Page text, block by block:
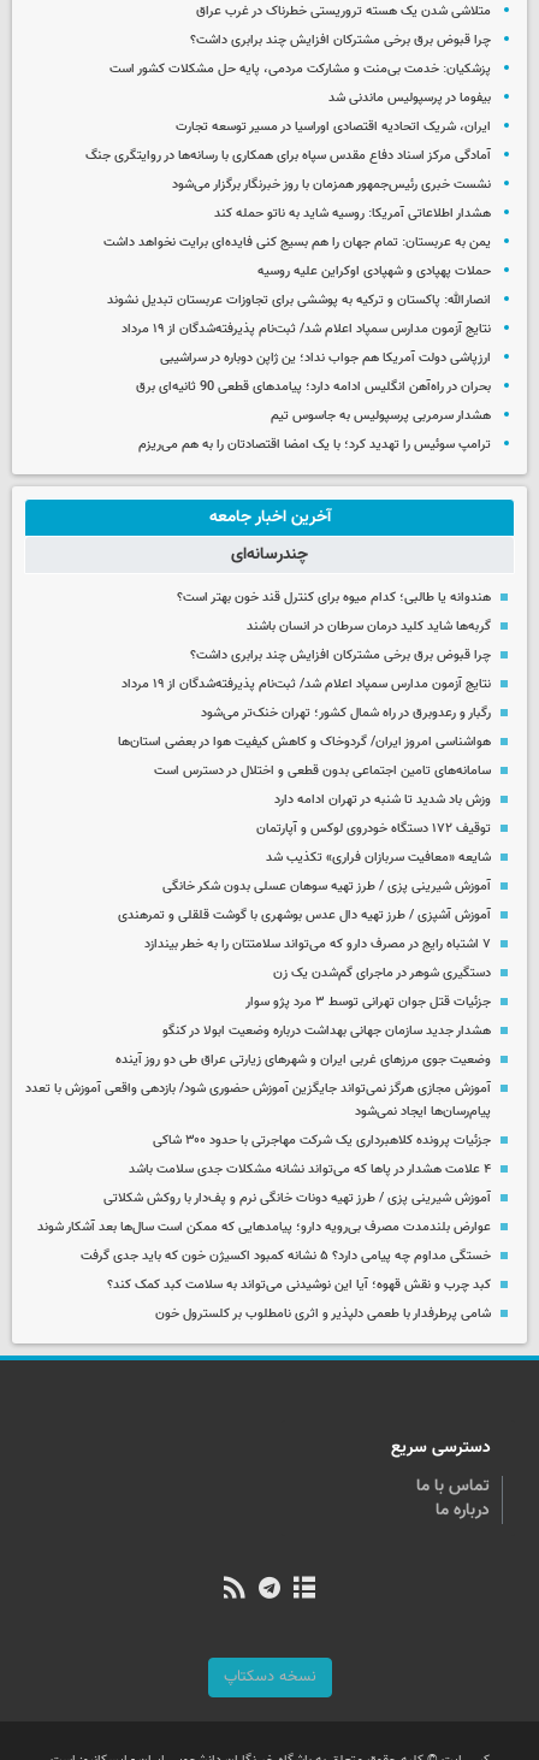
متلاشی شدن یک هسته تروریستی خطرناک در غرب عراق
چرا قبوض برق برخی مشترکان افزایش چند برابری داشت؟
پزشکیان: خدمت بی‌منت و مشارکت مردمی، پایه حل مشکلات کشور است
بیفوما در پرسپولیس ماندنی شد
ایران، شریک اتحادیه اقتصادی اوراسیا در مسیر توسعه تجارت
آمادگی مرکز اسناد دفاع مقدس سپاه برای همکاری با رسانه‌ها در روایتگری جنگ
نشست خبری رئیس‌جمهور همزمان با روز خبرنگار برگزار می‌شود
هشدار اطلاعاتی آمریکا: روسیه شاید به ناتو حمله کند
یمن به عربستان: تمام جهان را هم بسیج کنی فایده‌ای برایت نخواهد داشت
حملات پهپادی و شهپادی اوکراین علیه روسیه
انصارالله: پاکستان و ترکیه به پوششی برای تجاوزات عربستان تبدیل نشوند
نتایج آزمون مدارس سمپاد اعلام شد/ ثبت‌نام پذیرفته‌شدگان از ۱۹ مرداد
ارزپاشی دولت آمریکا هم جواب نداد؛ ین ژاپن دوباره در سراشیبی
بحران در راه‌آهن انگلیس ادامه دارد؛ پیامدهای قطعی 90 ثانیه‌ای برق
هشدار سرمربی پرسپولیس به جاسوس تیم
ترامپ سوئیس را تهدید کرد؛ با یک امضا اقتصادتان را به هم می‌ریزم
آخرین اخبار جامعه
چندرسانه‌ای
هندوانه یا طالبی؛ کدام‌ میوه برای کنترل قند خون بهتر است؟
گربه‌ها شاید کلید درمان سرطان در انسان باشند
چرا قبوض برق برخی مشترکان افزایش چند برابری داشت؟
نتایج آزمون مدارس سمپاد اعلام شد/ ثبت‌نام پذیرفته‌شدگان از ۱۹ مرداد
رگبار و رعدوبرق در راه شمال کشور؛ تهران خنک‌تر می‌شود
هواشناسی امروز ایران/ گردوخاک و کاهش کیفیت هوا در بعضی استان‌ها
سامانه‌های تامین اجتماعی بدون قطعی و اختلال در دسترس است
وزش باد شدید تا شنبه در تهران ادامه دارد
توقیف ۱۷۲ دستگاه خودروی لوکس و آپارتمان
شایعه «معافیت سربازان فراری» تکذیب شد
آموزش شیرینی پزی / طرز تهیه سوهان عسلی بدون شکر خانگی
آموزش آشپزی / طرز تهیه دال عدس بوشهری با گوشت قلقلی و تمرهندی
۷ اشتباه رایج در مصرف دارو که می‌تواند سلامتتان را به خطر بیندازد
دستگیری شوهر در ماجرای گم‌شدن یک زن
جزئیات قتل جوان تهرانی توسط ۳ مرد پژو سوار
هشدار جدید سازمان جهانی بهداشت درباره وضعیت ابولا در کنگو
وضعیت جوی مرزهای غربی ایران و شهرهای زیارتی عراق طی دو روز آینده
آموزش مجازی هرگز نمی‌تواند جایگزین آموزش حضوری شود/ بازدهی واقعی آموزش با تعدد
پیام‌رسان‌ها ایجاد نمی‌شود
جزئیات پرونده کلاهبرداری یک شرکت مهاجرتی با حدود ۳۰۰ شاکی
۴ علامت هشدار در پاها که می‌تواند نشانه مشکلات جدی سلامت باشد
آموزش شیرینی پزی / طرز تهیه دونات خانگی نرم و پف‌دار با روکش شکلاتی
عوارض بلندمدت مصرف بی‌رویه دارو؛ پیامدهایی که ممکن است سال‌ها بعد آشکار شوند
خستگی مداوم چه پیامی دارد؟ ۵ نشانه کمبود اکسیژن خون که باید جدی گرفت
کبد چرب و نقش قهوه؛ آیا این نوشیدنی می‌تواند به سلامت کبد کمک کند؟
شامی پرطرفدار با طعمی دلپذیر و اثری نامطلوب بر کلسترول خون
دسترسی سریع
تماس با ما
درباره ما
نسخه دسکتاپ